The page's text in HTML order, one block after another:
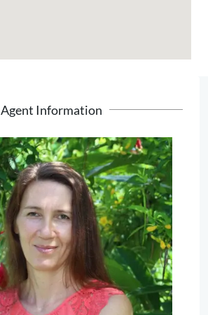
Agent Information